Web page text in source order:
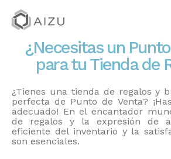
¿Necesitas un
para tu Tienda de
¿Tienes una tienda de regalos y
perfecta de Punto de Venta?
adecuado! En el encantador
de regalos y la expresión de
eficiente del inventario y la
son esenciales.